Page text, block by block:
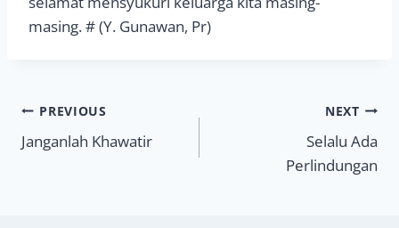
masing. # (Y. Gunawan, Pr)
Navigasi
pos
PREVIOUS
Janganlah Khawatir
NEXT
Selalu Ada
Perlindungan